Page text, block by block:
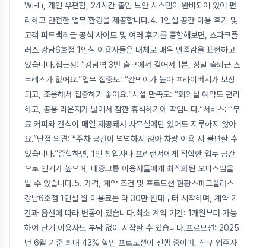
Wi-Fi, 개인 우편함, 24시간 출입 보안 시스템이 완비되어 있어 편
리하고 안전한 업무 환경을 제공합니다.4. 1인실 공간 이용 후기 및
고객 피드백최근 공식 사이트 및 여러 후기를 종합해보면, 스파크플
러스 강남6호점 1인실 이용자들은 대체로 매우 만족감을 표현하고
있습니다.접근성: “강남역 3번 출구에서 걸어서 1분, 정말 출퇴근 스
트레스가 없어요.”업무 집중도: “칸막이가 높아 프라이버시가 보장
되고, 조용해서 집중하기 좋아요.”시설 만족도: “회의실 예약도 편리
하고, 공용 라운지가 넓어서 잠깐 휴식하기에 딱입니다.”서비스: “무
료 커피와 간식이 매일 제공돼서 사무실에만 있어도 지루하지 않아
요.”단점 의견: “주차 공간이 넉넉하지 않아 차량 이용 시 불편할 수
있습니다.”종합하면, 1인 창업자나 프리랜서에게 적합한 업무 공간
으로 인기가 높으며, 대중교통 이용자들에게 최적화된 오피스임을
알 수 있습니다.5. 가격, 계약 조건 및 프로모션 현황스파크플러스
강남6호점 1인실 월 이용료는 약 30만 원대부터 시작하며, 계약 기
간과 옵션에 따라 변동이 있습니다.최소 계약 기간: 1개월부터 가능
하여 단기 이용자도 부담 없이 시작할 수 있습니다.프로모션: 2025
년 6월 기준 최대 43% 할인 프로모션이 진행 중이며, 신규 입주자